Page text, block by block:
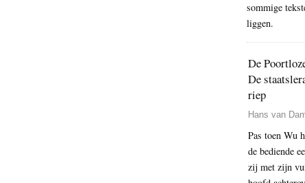
sommige
liggen.
De
De
riep
Hans van
Pas toen Wu
de bediende
zij met zijn